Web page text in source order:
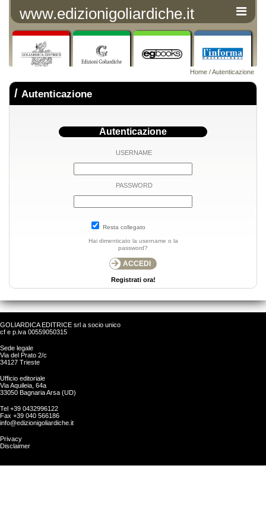
www.edizionigoliardiche.it
Home / Autenticazione
/ Autenticazione
Autenticazione
USERNAME
PASSWORD
Resta collegato
Hai dimenticato la username o la
password?
Registrati ora!
GOLIARDICA EDITRICE srl a socio unico
cf e p.iva 00559050315
Sede legale
Via del Prato 2/c
34127 Trieste
Ufficio editoriale
Via Aquileia, 64a
33050 Bagnaria Arsa (UD)
Tel +39 0432996122
Fax +39 040 566186
info@edizionigoliardiche.it
Privacy
Disclaimer